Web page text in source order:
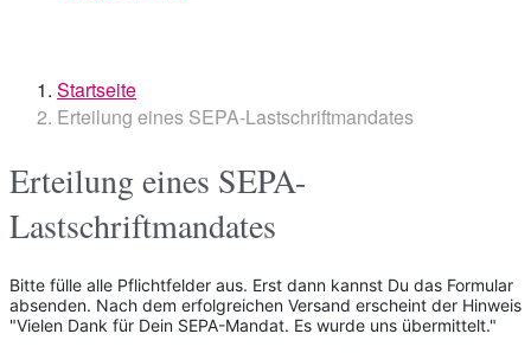
Startseite
Erteilung eines SEPA-Lastschriftmandates
Erteilung eines SEPA-
Lastschriftmandates
Bitte fülle alle Pflichtfelder aus. Erst dann kannst Du das Formular
absenden. Nach dem erfolgreichen Versand erscheint der Hinweis
"Vielen Dank für Dein SEPA-Mandat. Es wurde uns übermittelt."